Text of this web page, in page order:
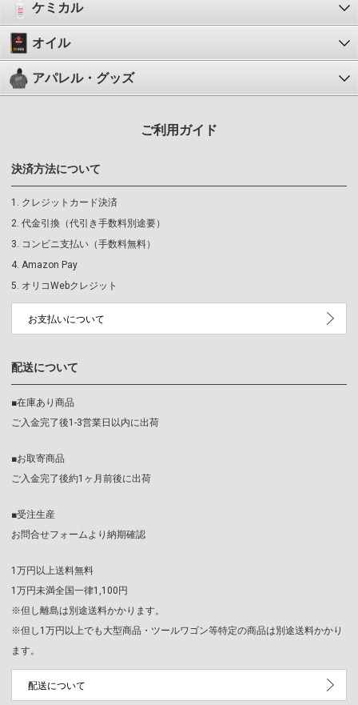
ケミカル
オイル
アパレル・グッズ
ご利用ガイド
決済方法について
クレジットカード決済
代金引換（代引き手数料別途要）
コンビニ支払い（手数料無料）
Amazon Pay
オリコWebクレジット
お支払いについて
配送について
■在庫あり商品
ご入金完了後1-3営業日以内に出荷
■お取寄商品
ご入金完了後約1ヶ月前後に出荷
■受注生産
お問合せフォームより納期確認
1万円以上送料無料
1万円未満全国一律1,100円
※但し離島は別途送料かかります。
※但し1万円以上でも大型商品・ツールワゴン等特定の商品は別途送料かかり
ます。
配送について